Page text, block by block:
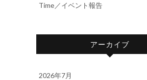
Time／イベント報告
アーカイブ
2026年7月